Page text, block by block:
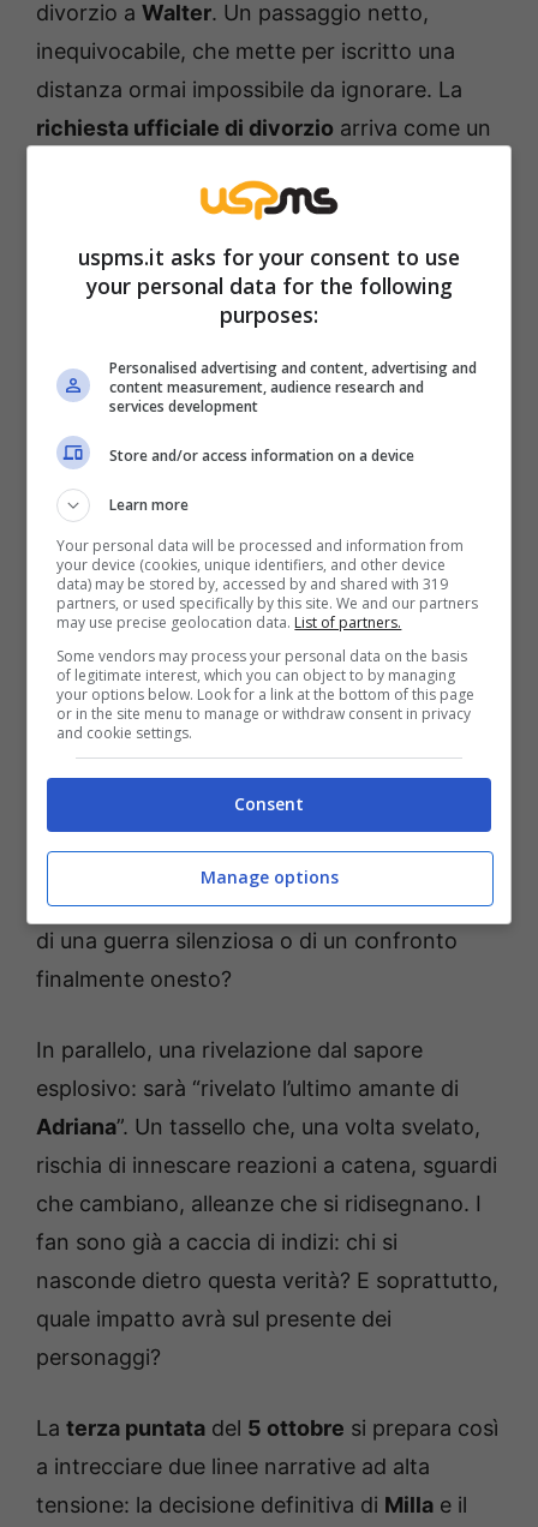
divorzio a Walter. Un passaggio netto,
inequivocabile, che mette per iscritto una
distanza ormai impossibile da ignorare. La
richiesta ufficiale di divorzio arriva come un
promettendo onde lunghe e conseguenze
imprevedibili.
Anticipazioni Balene, Milla chiede il divorzio a Walter: ora
nulla sarà più come prima (RaiPlay) Uspms.it
Cosa spingeMillaa formalizzare la rottura
proprio adesso? Le anticipazioni indicano un
clima teso e una scelta maturata tra emozioni
contrastanti e consapevolezze tardive. Ci si
chiede seWalterreagirà con freddezza,
sorpresa o, al contrario, con un gesto
inaspettato. Questo potrebbe segnare l’inizio
di una guerra silenziosa o di un confronto
finalmente onesto?
In parallelo, una rivelazione dal sapore
esplosivo: sarà “rivelato l’ultimo amante di
Adriana”. Un tassello che, una volta svelato,
rischia di innescare reazioni a catena, sguardi
che cambiano, alleanze che si ridisegnano. I
fan sono già a caccia di indizi: chi si
nasconde dietro questa verità? E soprattutto,
quale impatto avrà sul presente dei
personaggi?
La terza puntata del 5 ottobre si prepara così
a intrecciare due linee narrative ad alta
tensione: la decisione definitiva di Milla e il
uspms.it asks for your consent to use
your personal data for the following
purposes:
Personalised advertising and content, advertising and
content measurement, audience research and
services development
Store and/or access information on a device
Learn more
Your personal data will be processed and information from
your device (cookies, unique identifiers, and other device
data) may be stored by, accessed by and shared with 319
partners, or used specifically by this site. We and our partners
may use precise geolocation data. List of partners.
Some vendors may process your personal data on the basis
of legitimate interest, which you can object to by managing
your options below. Look for a link at the bottom of this page
or in the site menu to manage or withdraw consent in privacy
and cookie settings.
Consent
Manage options